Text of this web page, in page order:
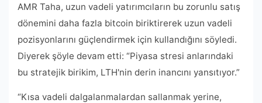
AMR Taha, uzun vadeli yatırımcıların bu zorunlu satış
dönemini daha fazla bitcoin biriktirerek uzun vadeli
pozisyonlarını güçlendirmek için kullandığını söyledi.
Diyerek şöyle devam etti: “Piyasa stresi anlarındaki
bu stratejik birikim, LTH'nin derin inancını yansıtıyor.”
“Kısa vadeli dalgalanmalardan sallanmak yerine,